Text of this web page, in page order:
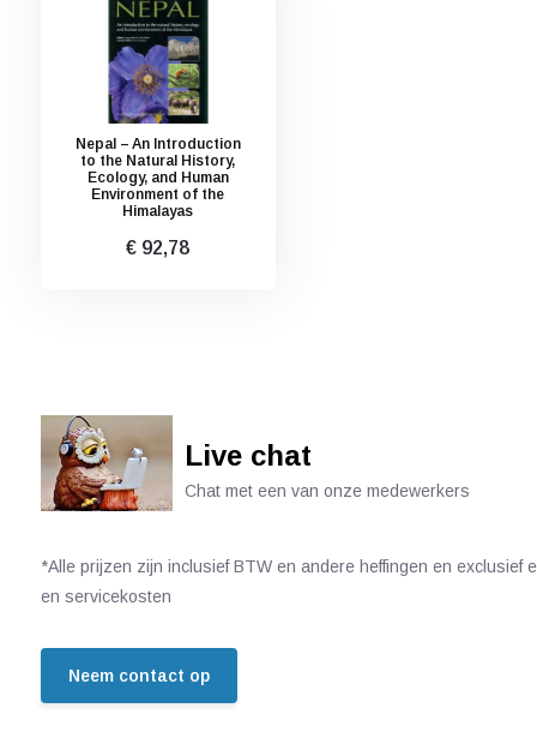
Nepal – An Introduction
to the Natural History,
Ecology, and Human
Environment of the
Himalayas
€ 92,78
Live chat
Chat met een van onze medewerkers
*Alle prijzen zijn inclusief BTW en andere heffingen en exclusief
en servicekosten
Neem contact op